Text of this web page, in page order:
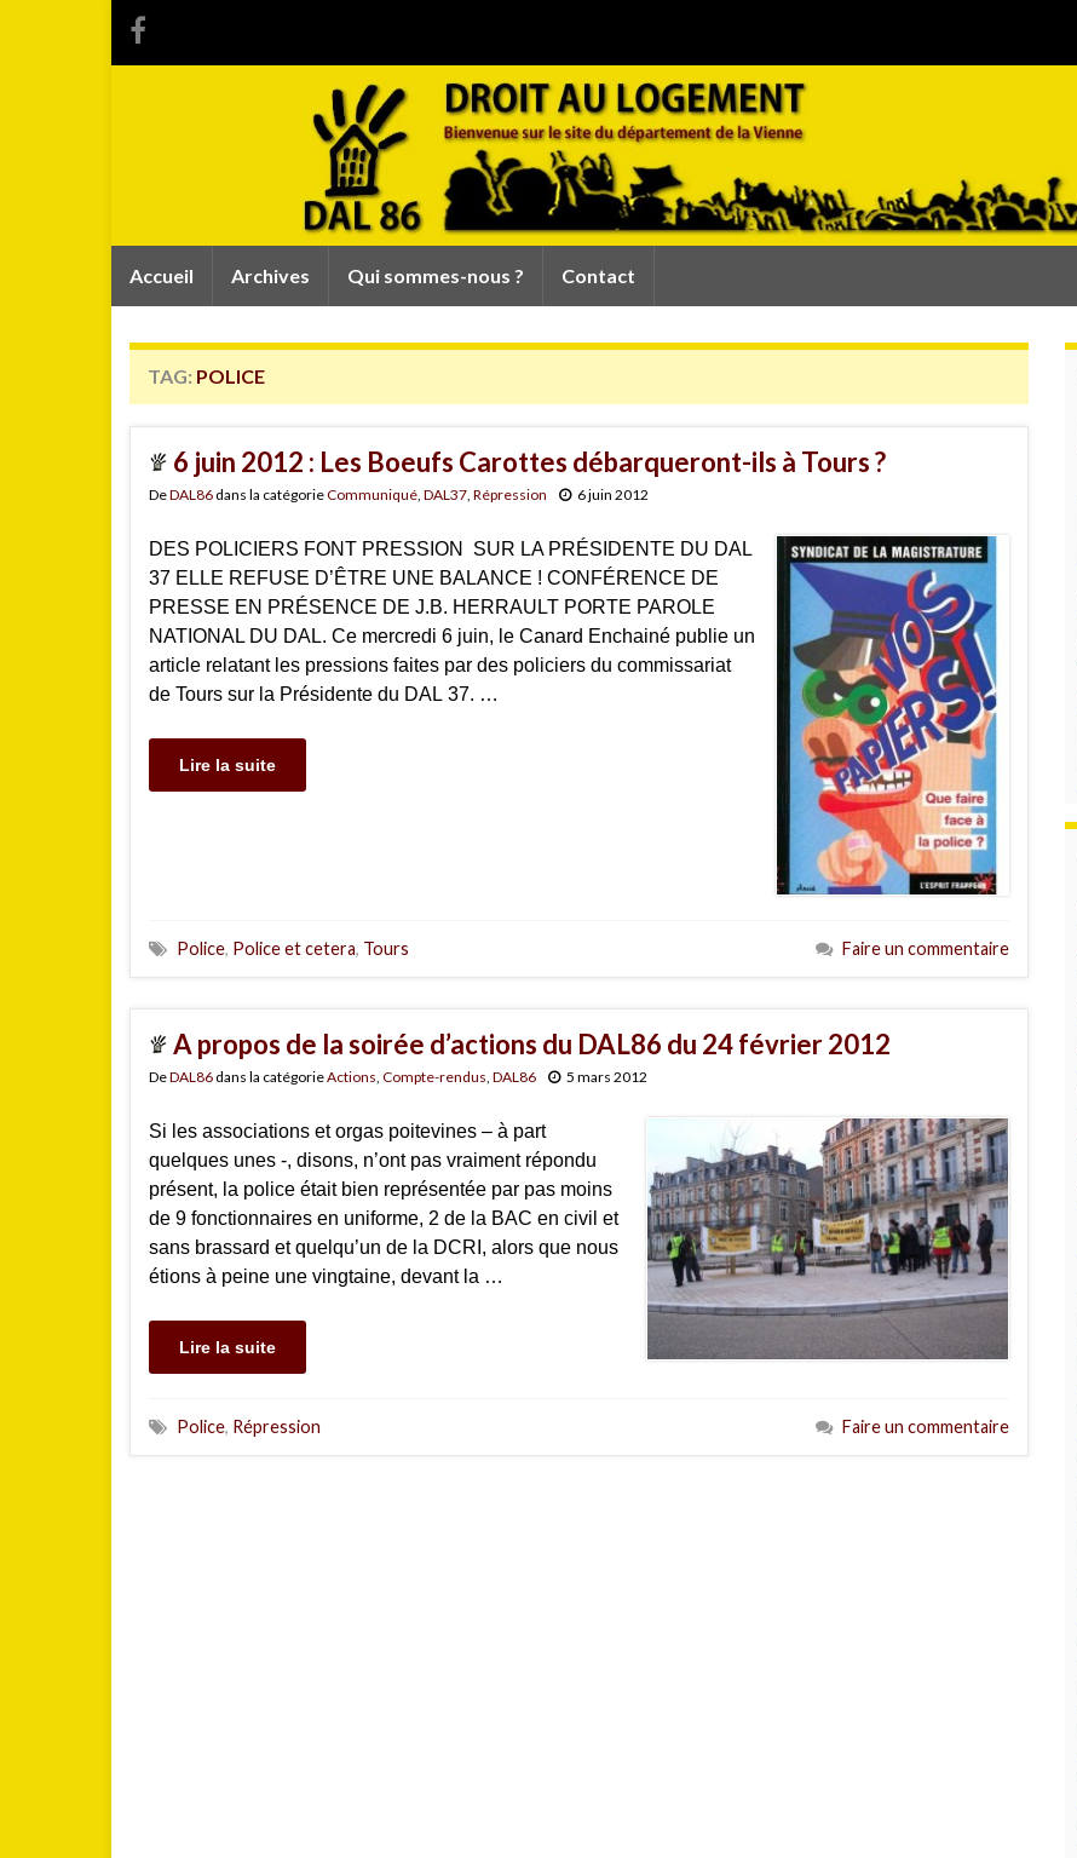
Accueil Archives Qui sommes-nous ? Contact
TAG: POLICE
6 juin 2012 : Les Boeufs Carottes débarqueront-ils à Tours ?
DeDAL86 dans la catégorieCommuniqué DAL37 Répression 6 juin 2012
DES POLICIERS FONT PRESSION SUR LA PRÉSIDENTE DU DAL
37 ELLE REFUSE D’ÊTRE UNE BALANCE ! CONFÉRENCE DE
PRESSE EN PRÉSENCE DE J.B. HERRAULT PORTE PAROLE
NATIONAL DU DAL. Ce mercredi 6 juin, le Canard Enchainé publie un
article relatant les pressions faites par des policiers du commissariat
de Tours sur la Présidente du DAL 37. …
Lire la suite
Police, Police et cetera, Tours Faire un commentaire
A propos de la soirée d’actions du DAL86 du 24 février 2012
DeDAL86 dans la catégorieActions, Compte-rendus, DAL86 5 mars 2012
Si les associations et orgas poitevines – à part
quelques unes -, disons, n’ont pas vraiment répondu
présent, la police était bien représentée par pas moins
de 9 fonctionnaires en uniforme, 2 de la BAC en civil et
sans brassard et quelqu’un de la DCRI, alors que nous
étions à peine une vingtaine, devant la …
Lire la suite
Police, Répression Faire un commentaire